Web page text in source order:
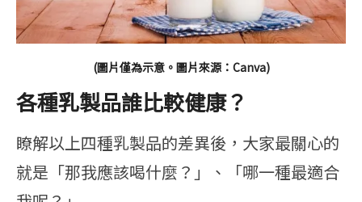
(圖片僅為示意。圖片來源：Canva)
各種乳製品誰比較健康？
瞭解以上四種乳製品的差異後，大家最關心的
就是「那我應該喝什麼？」、「哪一種最適合